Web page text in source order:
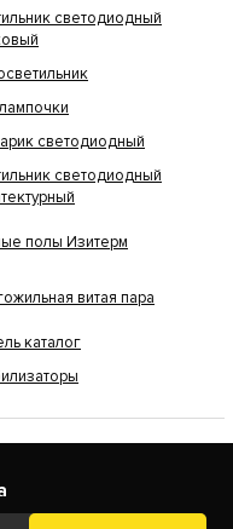
светодиодный
светодиодный
светодиодный
полы Изитерм
витая пара
каталог